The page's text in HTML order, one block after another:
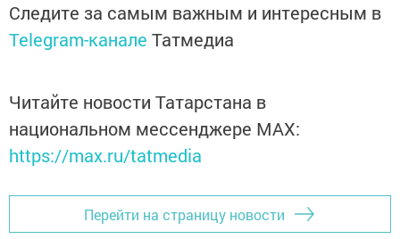
Следите за самым важным и интересным в
Telegram-канале Татмедиа
Читайте новости Татарстана в
национальном мессенджере MАХ:
https://max.ru/tatmedia
Перейти на страницу новости